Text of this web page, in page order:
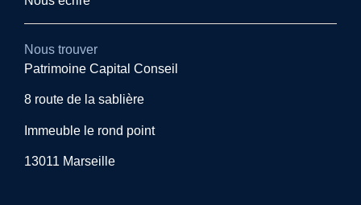
Nous trouver
Patrimoine Capital Conseil
8 route de la sablière
Immeuble le rond point
13011 Marseille